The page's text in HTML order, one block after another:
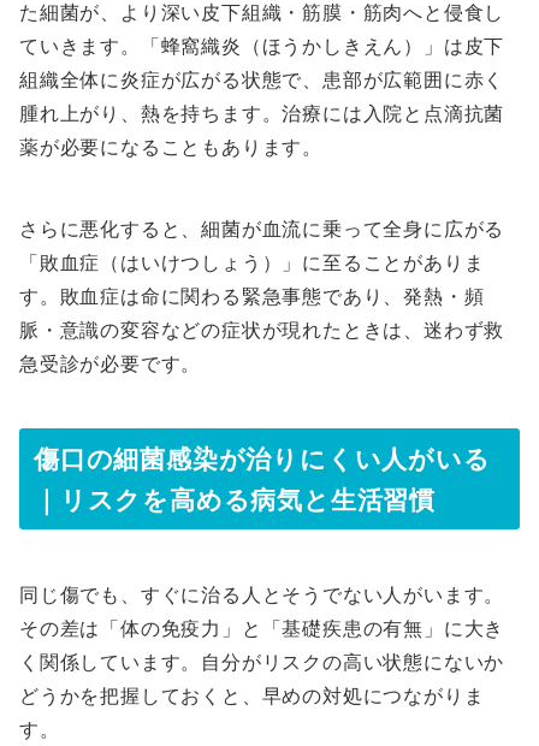
た細菌が、より深い皮下組織・筋膜・筋肉へと侵食し
ていきます。「蜂窩織炎（ほうかしきえん）」は皮下
組織全体に炎症が広がる状態で、患部が広範囲に赤く
腫れ上がり、熱を持ちます。治療には入院と点滴抗菌
薬が必要になることもあります。
さらに悪化すると、細菌が血流に乗って全身に広がる
「敗血症（はいけつしょう）」に至ることがありま
す。敗血症は命に関わる緊急事態であり、発熱・頻
脈・意識の変容などの症状が現れたときは、迷わず救
急受診が必要です。
傷口の細菌感染が治りにくい人がいる
｜リスクを高める病気と生活習慣
同じ傷でも、すぐに治る人とそうでない人がいます。
その差は「体の免疫力」と「基礎疾患の有無」に大き
く関係しています。自分がリスクの高い状態にないか
どうかを把握しておくと、早めの対処につながりま
す。